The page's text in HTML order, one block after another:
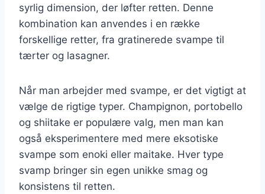
syrlig dimension, der løfter retten. Denne
kombination kan anvendes i en række
forskellige retter, fra gratinerede svampe til
tærter og lasagner.
Når man arbejder med svampe, er det vigtigt at
vælge de rigtige typer. Champignon, portobello
og shiitake er populære valg, men man kan
også eksperimentere med mere eksotiske
svampe som enoki eller maitake. Hver type
svamp bringer sin egen unikke smag og
konsistens til retten.